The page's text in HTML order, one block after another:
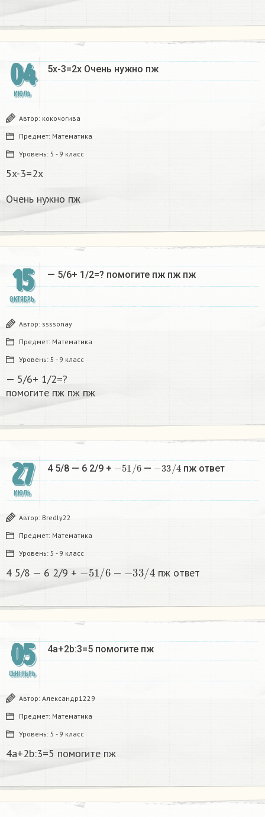
04
ИЮЛЬ
5x-3=2x Очень нужно пж
Автор: кокочогива
Предмет: Математика
Уровень: 5 - 9 класс
5x-3=2x
Очень нужно пж
15
ОКТЯБРЬ
— 5/6+ 1/2=? помогите пж пж пж​
Автор: ssssonay
Предмет: Математика
Уровень: 5 - 9 класс
— 5/6+ 1/2=?
помогите пж пж пж​
27
ИЮЛЬ
4 5/8 — 6 2/9 + −51/6 — −33/4 пж ответ
Автор: Bredly22
Предмет: Математика
Уровень: 5 - 9 класс
4 5/8 — 6 2/9 + 51/ 6 — 33/ 4 пж ответ
05
СЕНТЯБРЬ
4а+2b:3=5 помогите пж
Автор: Александр1229
Предмет: Математика
Уровень: 5 - 9 класс
4а+2b:3=5 помогите пж